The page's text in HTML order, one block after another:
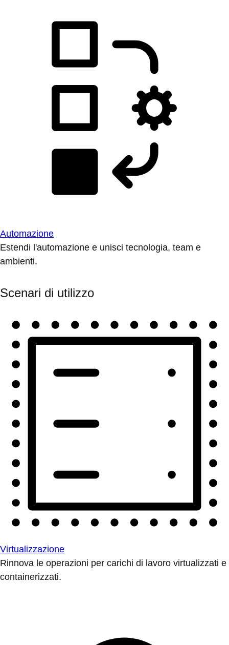
Automazione
Estendi l'automazione e unisci tecnologia, team e
ambienti.
Scenari di utilizzo
Virtualizzazione
Rinnova le operazioni per carichi di lavoro virtualizzati e
containerizzati.